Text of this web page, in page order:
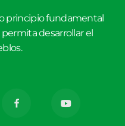
principio fundamental
desarrollar el